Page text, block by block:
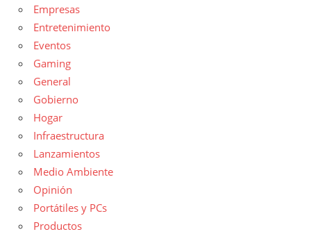
Empresas
Entretenimiento
Eventos
Gaming
General
Gobierno
Hogar
Infraestructura
Lanzamientos
Medio Ambiente
Opinión
Portátiles y PCs
Productos